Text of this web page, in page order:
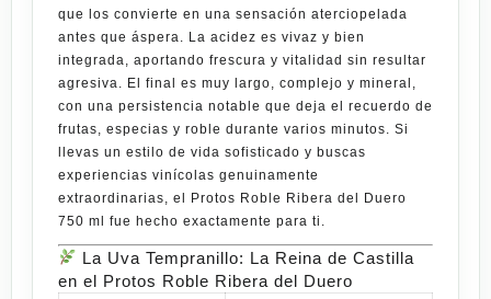
que los convierte en una sensación aterciopelada
antes que áspera. La acidez es vivaz y bien
integrada, aportando frescura y vitalidad sin resultar
agresiva. El final es muy largo, complejo y mineral,
con una persistencia notable que deja el recuerdo de
frutas, especias y roble durante varios minutos. Si
llevas un estilo de vida sofisticado y buscas
experiencias vinícolas genuinamente
extraordinarias, el Protos Roble Ribera del Duero
750 ml fue hecho exactamente para ti.
La Uva Tempranillo: La Reina de Castilla
en el Protos Roble Ribera del Duero